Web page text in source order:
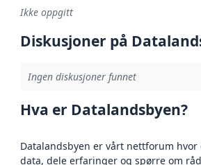
Ikke oppgitt
Diskusjoner på
Ingen diskusjoner funnet
Hva er Datalandsbyen?
Datalandsbyen er vårt nettforum
data, dele erfaringer og spørre om